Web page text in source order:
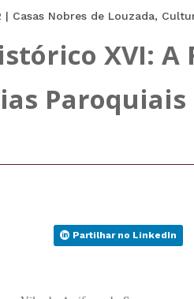
| Casas Nobres de Louzada,
XVI: A
Paroquiais
Partilhar no LinkedIn